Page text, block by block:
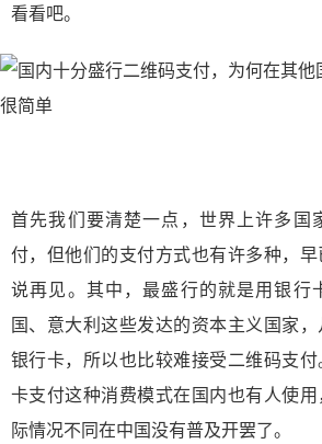
看看吧。
首先我们要清楚一点，世界上许多国
付，但他们的支付方式也有许多种，
说再见。其中，最盛行的就是用银行
国、意大利这些发达的资本主义国家
银行卡，所以也比较难接受二维码支
卡支付这种消费模式在国内也有人使
际情况不同在中国没有普及开罢了。